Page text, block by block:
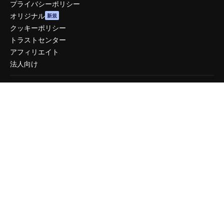
プライバシーポリシー
オリジナル 新規
クッキーポリシー
トラストセンター
アフィリエイト
法人向け